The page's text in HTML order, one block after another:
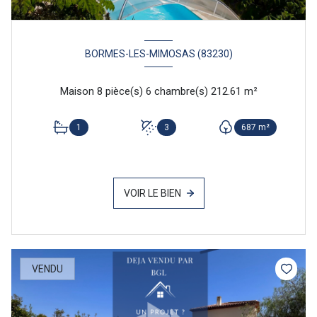
BORMES-LES-MIMOSAS (83230)
Maison 8 pièce(s) 6 chambre(s) 212.61 m²
1 3 687 m²
VOIR LE BIEN
VENDU